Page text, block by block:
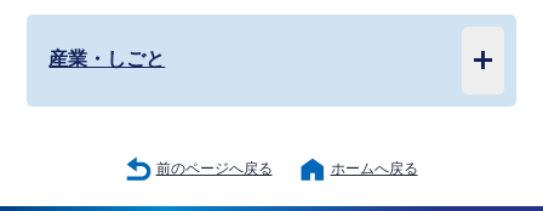
産業・しごと
前のページへ戻る ホームへ戻る